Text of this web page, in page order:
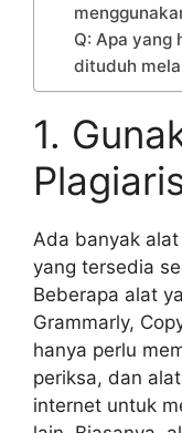
Q: Apa yang
dituduh
1.
Ada banyak
yang tersedia
Beberapa alat
Grammarly,
hanya perlu
periksa, dan
internet untuk